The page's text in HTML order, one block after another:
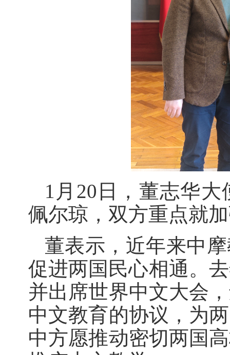
1月20日，董志华
佩尔琼，双方重点就
董表示，近年来中
促进两国民心相通。
并出席世界中文大会
中文教育的协议，为
中方愿推动密切两国